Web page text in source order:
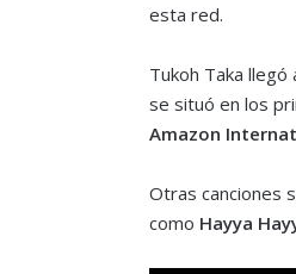
esta red.
Tukoh Taka
se situó en los
Amazon
Otras canciones
como Hayya